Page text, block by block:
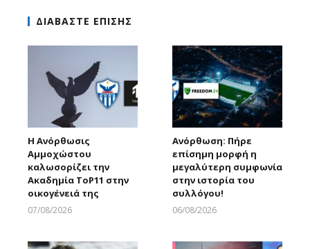
ΔΙΑΒΑΣΤΕ ΕΠΙΣΗΣ
Η Ανόρθωσις
Αμμοχώστου
καλωσορίζει την
Ακαδημία ToP11 στην
οικογένειά της
07/08/2026
Ανόρθωση: Πήρε
επίσημη μορφή η
μεγαλύτερη συμφωνία
στην ιστορία του
συλλόγου!
06/08/2026